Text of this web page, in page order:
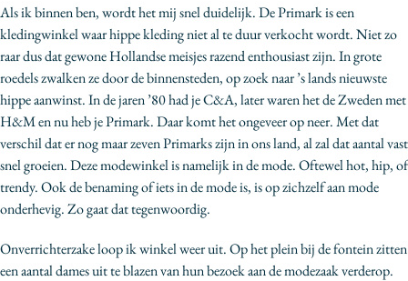
Als ik binnen ben, wordt het mij snel duidelijk. De Primark is een
kledingwinkel waar hippe kleding niet al te duur verkocht wordt. Niet zo
raar dus dat gewone Hollandse meisjes razend enthousiast zijn. In grote
roedels zwalken ze door de binnensteden, op zoek naar ’s lands nieuwste
hippe aanwinst. In de jaren ’80 had je C&A, later waren het de Zweden met
H&M en nu heb je Primark. Daar komt het ongeveer op neer. Met dat
verschil dat er nog maar zeven Primarks zijn in ons land, al zal dat aantal vast
snel groeien. Deze modewinkel is namelijk in de mode. Oftewel hot, hip, of
trendy. Ook de benaming of iets in de mode is, is op zichzelf aan mode
onderhevig. Zo gaat dat tegenwoordig.
Onverrichterzake loop ik winkel weer uit. Op het plein bij de fontein zitten
een aantal dames uit te blazen van hun bezoek aan de modezaak verderop.